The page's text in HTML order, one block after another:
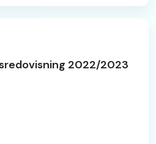
2022/2023